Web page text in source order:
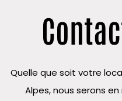
Quelle que soit votre
Alpes, nous serons